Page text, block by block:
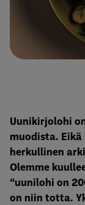
Uunikirjolohi
muodista. Eikä
herkullinen
Olemme
“uunilohi on
on niin totta.